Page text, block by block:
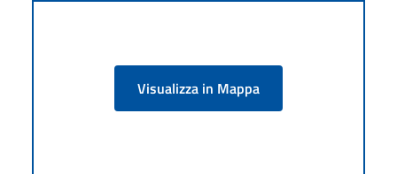
Visualizza in Mappa